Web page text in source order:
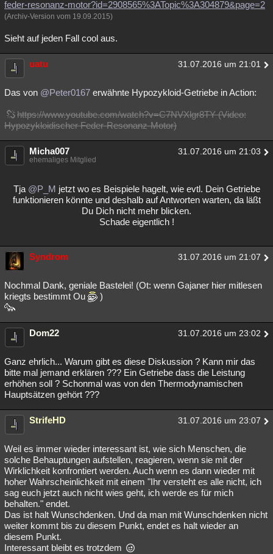
feder-resonanz-motor?id=2908565%3ATopic%3A304879&page=2
(Archiv-Version vom 19.09.2015)
Sieht auf jeden Fall cool aus.
uatu 31.07.2016 um 21:01
Das von @Peter0167 erwähnte Hypozykloid-Getriebe in Action:
https://www.youtube.com/watch?v=C7NVXlgr8TY (Video:
Hypozykloidischer Feder-Resonanz-Motor)
Micha007 31.07.2016 um 21:03
ehemaliges Mitglied
Tja @P_M jetzt wo es Beispiele hagelt, wie evtl. Dein Getriebe
funktionieren könnte und deshalb auf Antworten warten, da läßt
Du Dich nicht mehr blicken.
Schade eigentlich !
Syndrom 31.07.2016 um 21:07
Nochmal Dank, geniale Bastelei! (Ot: wenn Gajaner hier mitlesen
kriegts bestimmt Ou
)
Dom22 31.07.2016 um 23:02
Ganz ehrlich... Warum gibt es diese Diskussion ? Kann mir das
bitte mal jemand erklären ??? Ein Getriebe dass die Leistung
erhöhen soll ? Schonmal was von den Thermodynamischen
Hauptsätzen gehört ???
StrifeHD 31.07.2016 um 23:07
Weil es immer wieder interessant ist, wie sich Menschen, die
solche Behauptungen aufstellen, reagieren, wenn sie mit der
Wirklichkeit konfrontiert werden. Auch wenn es dann wieder mit
hoher Wahrscheinlichkeit mit einem "Ihr versteht es alle nicht, ich
sag euch jetzt auch nicht wies geht, ich werde es für mich
behalten." endet.
Das ist halt Wunschdenken. Und da man mit Wunschdenken nicht
weiter kommt bis zu diesem Punkt, endet es halt wieder an
diesem Punkt.
Interessant bleibt es trotzdem